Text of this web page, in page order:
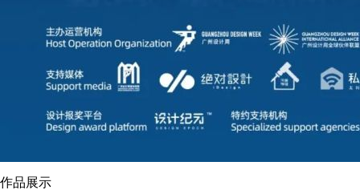
作品展示